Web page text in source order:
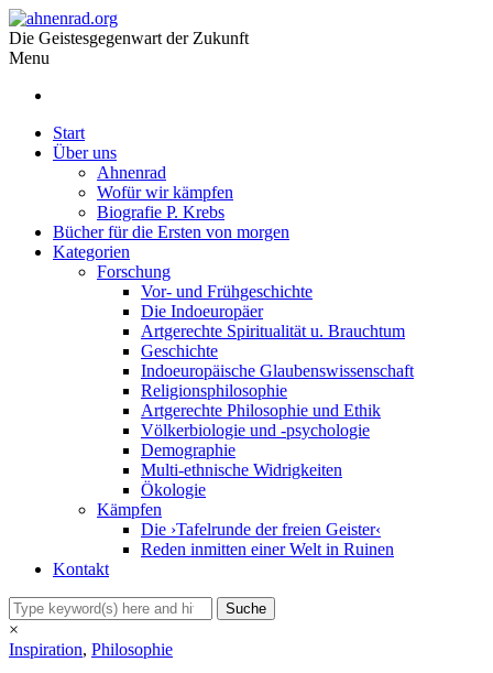
Die Geistesgegenwart der Zukunft
Menu
Start
Über uns
Ahnenrad
Wofür wir kämpfen
Biografie P. Krebs
Bücher für die Ersten von morgen
Kategorien
Forschung
Vor- und Frühgeschichte
Die Indoeuropäer
Artgerechte Spiritualität u. Brauchtum
Geschichte
Indoeuropäische Glaubenswissenschaft
Religionsphilosophie
Artgerechte Philosophie und Ethik
Völkerbiologie und -psychologie
Demographie
Multi-ethnische Widrigkeiten
Ökologie
Kämpfen
Die ›Tafelrunde der freien Geister‹
Reden inmitten einer Welt in Ruinen
Kontakt
×
Inspiration, Philosophie